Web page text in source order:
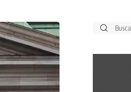
Buscar